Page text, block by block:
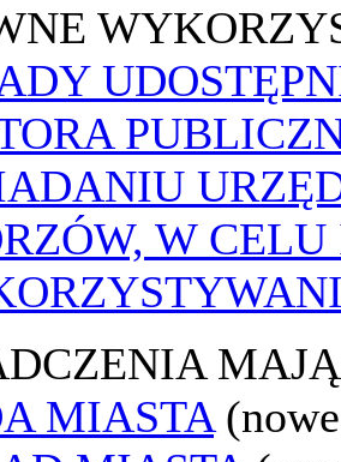
W
MIASTA